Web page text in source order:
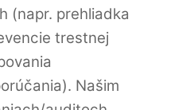
(napr. prehliadka
trestnej
Našim